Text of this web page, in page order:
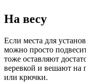
На весу
Если места для
можно просто
тоже оставляют
веревкой и вешают на
или крючки.